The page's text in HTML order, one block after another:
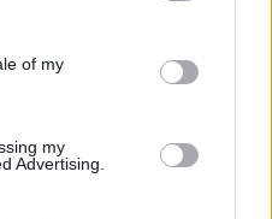
uses one or more Google
information including but
behaviour. You may click to
and its third-party tags to
of my
my
Advertising.